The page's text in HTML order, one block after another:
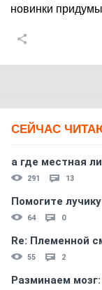
новинки
СЕЙЧАС
а где местная
291 13
Помогите
64 0
Re: Племеннoй
55 2
Разминаем